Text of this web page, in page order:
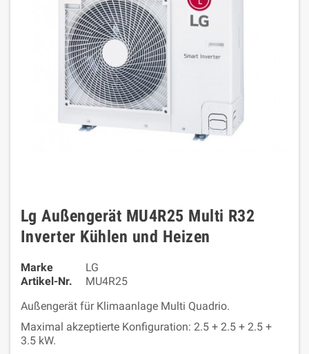
Lg Außengerät MU4R25 Multi R32
Inverter Kühlen und Heizen
Marke
LG
Artikel-Nr.
MU4R25
Außengerät für Klimaanlage Multi Quadrio.
Maximal akzeptierte Konfiguration: 2.5 + 2.5 + 2.5 +
3.5 kW.